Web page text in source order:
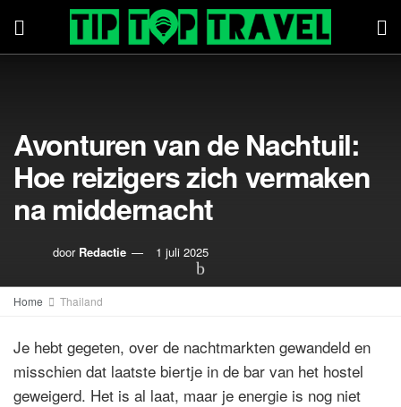
Avonturen van de Nachtuil:
Hoe reizigers zich vermaken
na middernacht
door Redactie 1 juli 2025
Home Thailand
Je hebt gegeten, over de nachtmarkten gewandeld en
misschien dat laatste biertje in de bar van het hostel
geweigerd. Het is al laat, maar je energie is nog niet